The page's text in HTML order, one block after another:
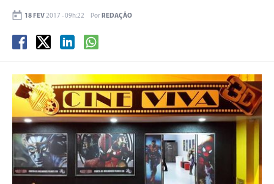
18 FEV2017 - 09h:22 Por REDAÇÃO